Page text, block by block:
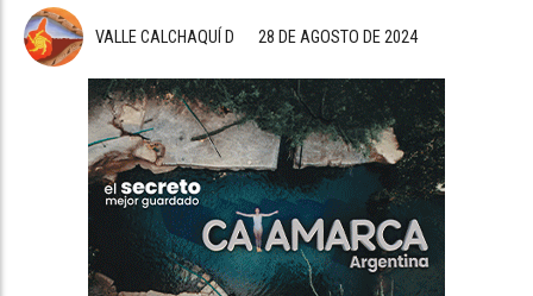
28 DE AGOSTO DE 2024
VALLE CALCHAQUÍ D